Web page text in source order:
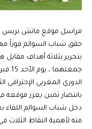
مراسل موقع ماتش بريس
حقق شباب السوالم فوزاً
الدوري المغربي الإحترافي
بانتصار ثمين يعزز موقعه
دخل شباب السوالم اللقاء
منه لأهمية النقاط الثلاث